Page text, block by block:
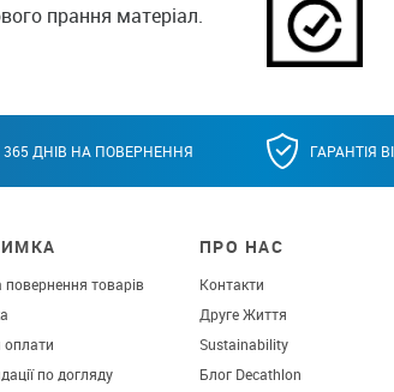
прання матеріал.
365 ДНІВ НА ПОВЕРНЕННЯ ГАРАНТІЯ
повернення товарів
по догляду
ПРО НАС
Контакти
Друге Життя
Sustainability
Блог Decathlon